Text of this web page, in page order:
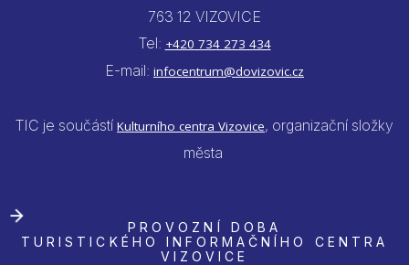
763 12 VIZOVICE
Tel: +420 734 273 434
E-mail: infocentrum@dovizovic.cz
TIC je součástí Kulturního centra Vizovice, organizační složky
města
PROVOZNÍ DOBA
TURISTICKÉHO INFORMAČNÍHO CENTRA
VIZOVICE